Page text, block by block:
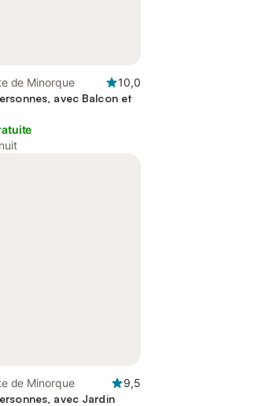
de Minorque
10,0
avec Balcon et
de Minorque
9,5
avec Jardin